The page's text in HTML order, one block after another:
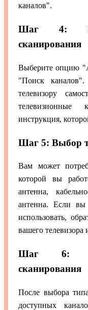
каналов".
Шаг 4:
сканирования
Выберите опцию
"Поиск
телевизору
инструкция,
Шаг 5: Выбор
Вам может
которой вы
антенна,
антенна. Если
использовать,
вашего телевизора
Шаг 6:
сканирования
После выбора
доступных